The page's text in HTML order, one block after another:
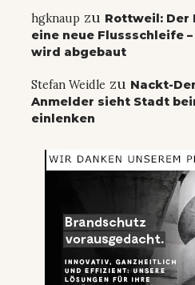
hgknaup zu Rottweil: Der
eine neue Flussschleife
wird abgebaut
Stefan Weidle zu Nackt-
Anmelder sieht Stadt
einlenken